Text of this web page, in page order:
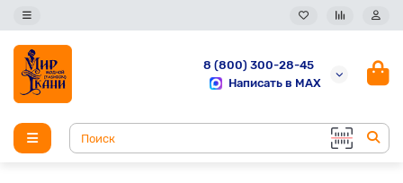
8 (800) 300-28-45
Написать в MAX